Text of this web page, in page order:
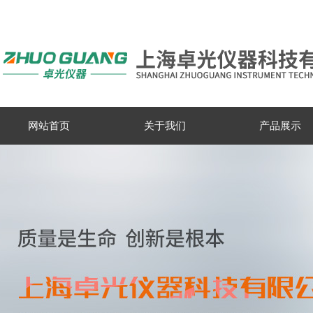
网站首页 关于我们 产品展示